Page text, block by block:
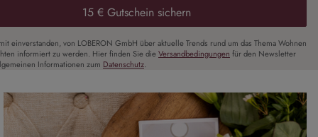
15 € Gutschein sichern
einverstanden, von LOBERON GmbH über aktuelle Trends rund um das Thema Wohnen
informiert zu werden. Hier finden Sie die Versandbedingungen für den Newsletter
Informationen zum Datenschutz.